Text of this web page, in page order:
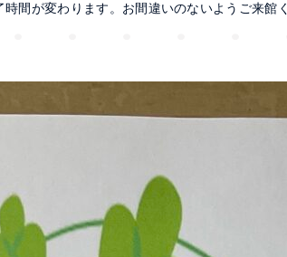
間が変わります。お間違いのないようご来館く